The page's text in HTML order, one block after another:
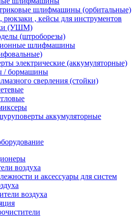
шлифмашины (орбитальные)
, кейсы для инструментов
(УШМ)
(штроборезы)
шлифмашины
электрические (аккумуляторные)
/ бормашины
сверления (стойки)
аккумуляторные
воздуха
и аксессуары для систем
воздуха